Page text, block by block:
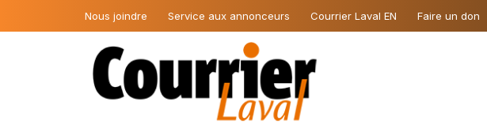
Nous joindre Service aux annonceurs Courrier Laval EN Faire un don